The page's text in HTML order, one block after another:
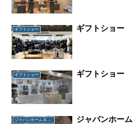
ギフトショー ギフトショー
ギフトショー ギフトショー
ジャパンホーム & ビルディングショー
ジャパンホーム